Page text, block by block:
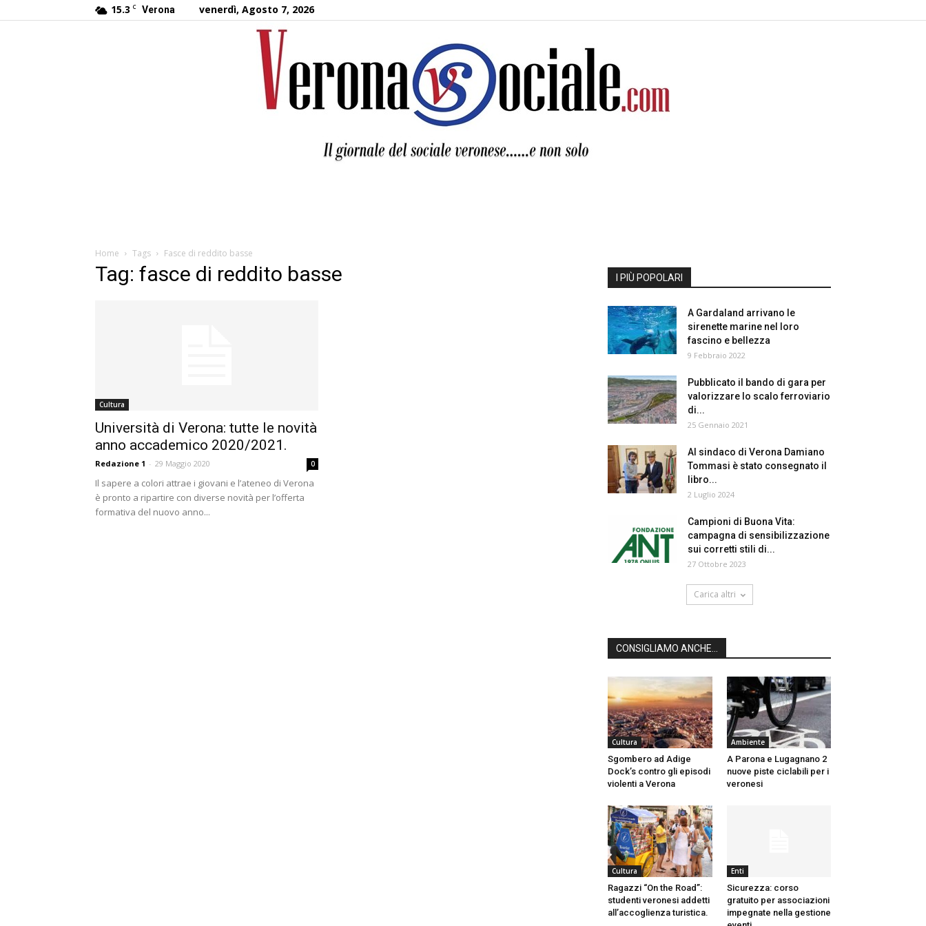
15.3 C Verona venerdì, Agosto 7, 2026
Home Tags Fasce di reddito basse
Tag: fasce di reddito basse
Cultura
Università di Verona: tutte le novità
anno accademico 2020/2021.
Redazione 1 - 29 Maggio 2020 0
Il sapere a colori attrae i giovani e l’ateneo di Verona
è pronto a ripartire con diverse novità per l’offerta
formativa del nuovo anno...
I PIÙ POPOLARI
A Gardaland arrivano le
sirenette marine nel loro
fascino e bellezza
9 Febbraio 2022
Pubblicato il bando di gara per
valorizzare lo scalo ferroviario
di...
25 Gennaio 2021
Al sindaco di Verona Damiano
Tommasi è stato consegnato il
libro...
2 Luglio 2024
Campioni di Buona Vita:
campagna di sensibilizzazione
sui corretti stili di...
27 Ottobre 2023
Carica altri
CONSIGLIAMO ANCHE...
Cultura
Sgombero ad Adige
Dock’s contro gli episodi
violenti a Verona
Ambiente
A Parona e Lugagnano 2
nuove piste ciclabili per i
veronesi
Cultura
Ragazzi “On the Road”:
studenti veronesi addetti
all’accoglienza turistica.
Enti
Sicurezza: corso
gratuito per associazioni
impegnate nella gestione